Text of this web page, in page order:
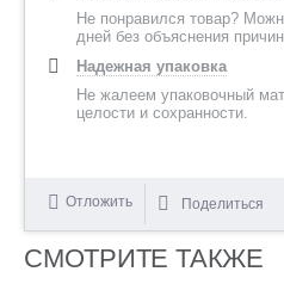
Не понравился товар?
дней без объяснения
Надежная упаковка
Не жалеем упаковочный
целости и сохранности.
Отложить Поделиться
СМОТРИТЕ ТАКЖЕ